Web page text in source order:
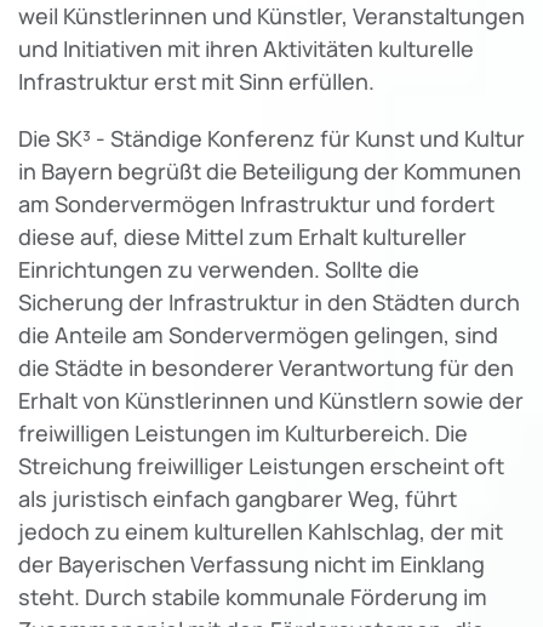
weil Künstlerinnen und Künstler, Veranstaltungen
und Initiativen mit ihren Aktivitäten kulturelle
Infrastruktur erst mit Sinn erfüllen.
Die SK³ - Ständige Konferenz für Kunst und Kultur
in Bayern begrüßt die Beteiligung der Kommunen
am Sondervermögen Infrastruktur und fordert
diese auf, diese Mittel zum Erhalt kultureller
Einrichtungen zu verwenden. Sollte die
Sicherung der Infrastruktur in den Städten durch
die Anteile am Sondervermögen gelingen, sind
die Städte in besonderer Verantwortung für den
Erhalt von Künstlerinnen und Künstlern sowie der
freiwilligen Leistungen im Kulturbereich. Die
Streichung freiwilliger Leistungen erscheint oft
als juristisch einfach gangbarer Weg, führt
jedoch zu einem kulturellen Kahlschlag, der mit
der Bayerischen Verfassung nicht im Einklang
steht. Durch stabile kommunale Förderung im